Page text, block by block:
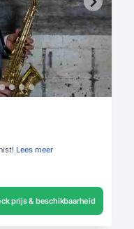
Lees meer
prijs & beschikbaarheid